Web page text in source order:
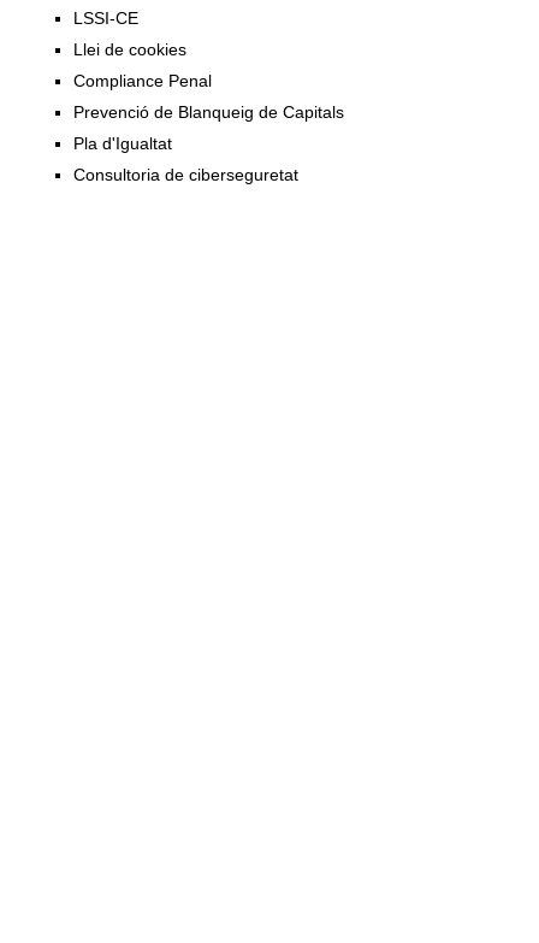
LSSI-CE
Llei de cookies
Compliance Penal
Prevenció de Blanqueig de Capitals
Pla d'Igualtat
Consultoria de ciberseguretat